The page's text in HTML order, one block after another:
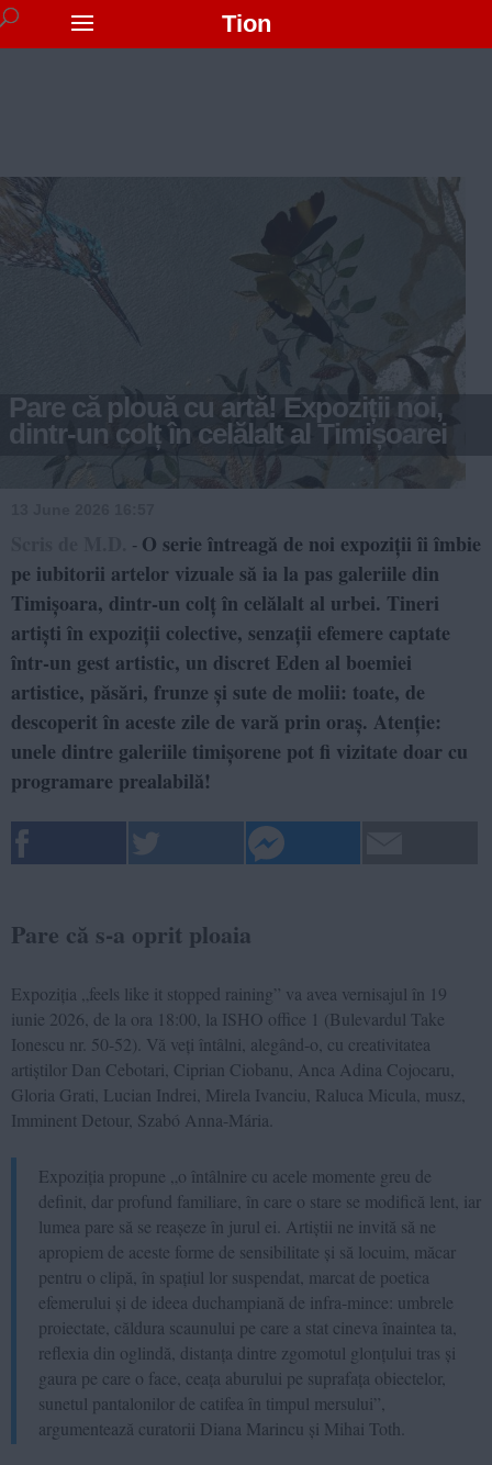
Tion
Pare că plouă cu artă! Expoziții noi,
dintr-un colț în celălalt al Timișoarei
- O serie întreagă de noi expoziții îi îmbie
pe iubitorii artelor vizuale să ia la pas galeriile din
Timișoara, dintr-un colț în celălalt al urbei. Tineri
artiști în expoziții colective, senzații efemere captate
într-un gest artistic, un discret Eden al boemiei
artistice, păsări, frunze și sute de molii: toate, de
descoperit în aceste zile de vară prin oraș. Atenție:
unele dintre galeriile timișorene pot fi vizitate doar cu
programare prealabilă!
Pare că s-a oprit ploaia
Expoziția „feels like it stopped raining” va avea vernisajul în 19
iunie 2026, de la ora 18:00, la ISHO office 1 (Bulevardul Take
Ionescu nr. 50-52). Vă veți întâlni, alegând-o, cu creativitatea
artiștilor Dan Cebotari, Ciprian Ciobanu, Anca Adina Cojocaru,
Gloria Grati, Lucian Indrei, Mirela Ivanciu, Raluca Micula, musz,
Imminent Detour, Szabó Anna-Mária.
Expoziția propune „o întâlnire cu acele momente greu de
definit, dar profund familiare, în care o stare se modifică lent, iar
lumea pare să se reașeze în jurul ei. Artiștii ne invită să ne
apropiem de aceste forme de sensibilitate și să locuim, măcar
pentru o clipă, în spațiul lor suspendat, marcat de poetica
efemerului și de ideea duchampiană de infra-mince: umbrele
proiectate, căldura scaunului pe care a stat cineva înaintea ta,
reflexia din oglindă, distanța dintre zgomotul glonțului tras și
gaura pe care o face, ceața aburului pe suprafața obiectelor,
sunetul pantalonilor de catifea în timpul mersului”,
argumentează curatorii Diana Marincu și Mihai Toth.